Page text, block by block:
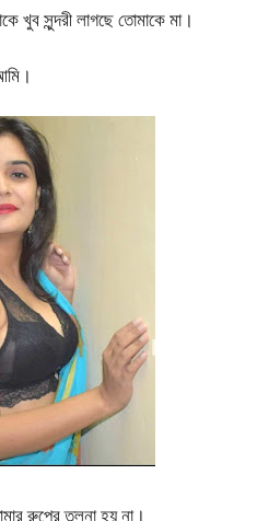
খুব সুন্দরী লাগছে তোমাকে মা।
রুপের তুলনা হয় না।